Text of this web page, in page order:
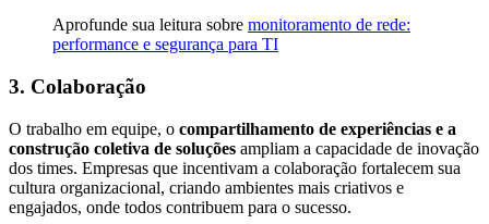
Aprofunde sua leitura sobre monitoramento de rede:
performance e segurança para TI
3. Colaboração
O trabalho em equipe, o compartilhamento de experiências e a
construção coletiva de soluções ampliam a capacidade de inovação
dos times. Empresas que incentivam a colaboração fortalecem sua
cultura organizacional, criando ambientes mais criativos e
engajados, onde todos contribuem para o sucesso.